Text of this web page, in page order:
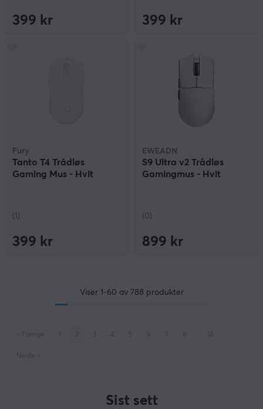
399 kr 399 kr
Fury
Tanto T4 Trådløs
Gaming Mus - Hvit
(1)
399 kr
EWEADN
S9 Ultra v2 Trådløs
Gamingmus - Hvit
(0)
899 kr
Viser 1-60 av 788 produkter
Sist sett